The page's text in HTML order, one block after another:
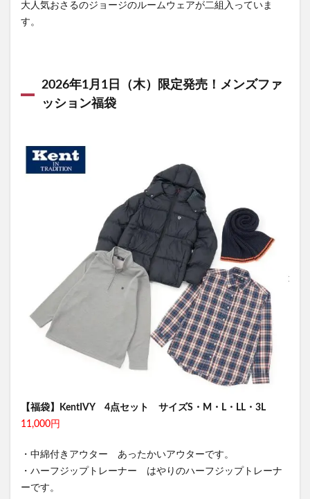
大人気おさるのジョージのルームウェアが二組入っていま
す。
2026年1月1日（木）限定発売！メンズファ
ッション福袋
【福袋】KentIVY 4点セット サイズS・M・L・LL・3L
11,000円
・中綿付きアウター あったかいアウターです。
・ハーフジップトレーナー はやりのハーフジップトレーナ
ーです。